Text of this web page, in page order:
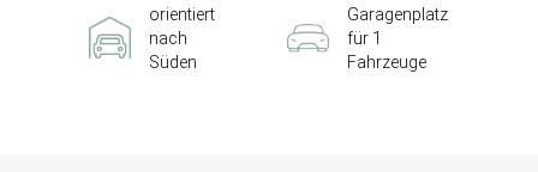
orientiert
nach
Süden
Garagenplatz
für 1
Fahrzeuge